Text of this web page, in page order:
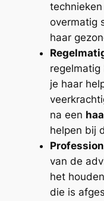
overmatig
haar
regelmatig
je haar
na een
helpen bij
van de
het
die is